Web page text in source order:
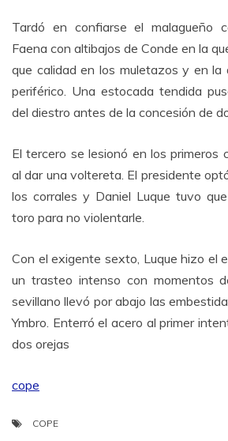
Tardó en confiarse el malagueño
Faena con altibajos de Conde en la
que calidad en los muletazos y en la
periférico. Una estocada tendida
del diestro antes de la concesión de
El tercero se lesionó en los primeros
al dar una voltereta. El presidente
los corrales y Daniel Luque tuvo
toro para no violentarle.
Con el exigente sexto, Luque hizo el
un trasteo intenso con momentos
sevillano llevó por abajo las
Ymbro. Enterró el acero al primer
dos orejas
cope
COPE